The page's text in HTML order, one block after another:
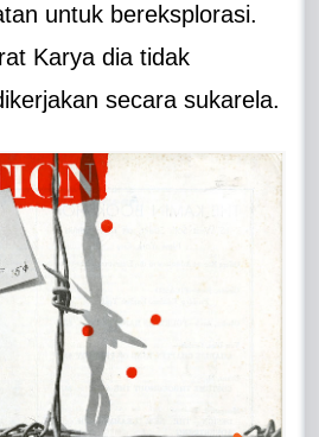
untuk bereksplorasi.
Karya dia tidak
secara sukarela.